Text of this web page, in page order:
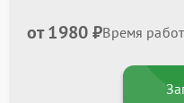
от 1980 ₽Время